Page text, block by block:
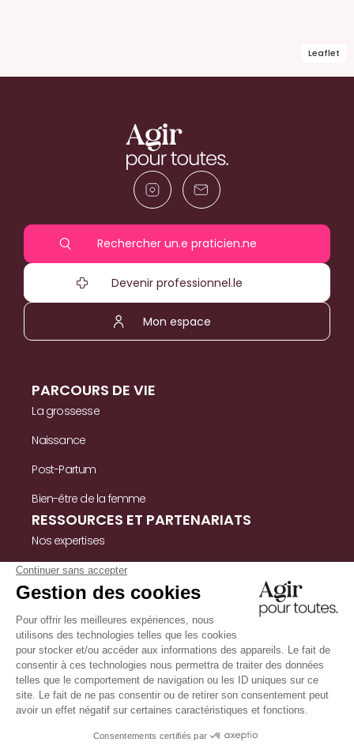
Leaflet
Rechercher un.e praticien.ne
Devenir professionnel.le
Mon espace
PARCOURS DE VIE
La grossesse
Naissance
Post-Partum
Bien-être de la femme
RESSOURCES ET PARTENARIATS
Nos expertises
Nos ressources
Témoignages
Nous contacter
INFORMATIONS
Mentions légales
Politique de confidentialité & cookies
Conditions Générales